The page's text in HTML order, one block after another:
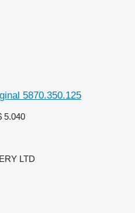
5870.350.125
5.040
LTD